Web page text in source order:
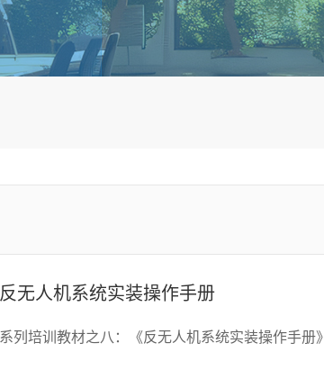
反无人机系统实装操作手册
系列培训教材之八：《反无人机系统实装操作手册